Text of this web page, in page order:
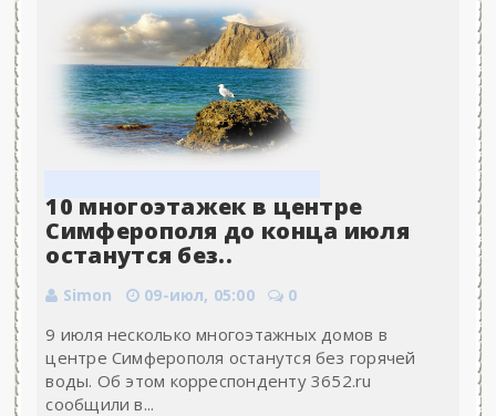
10 многоэтажек в центре
Симферополя до конца июля
останутся без..
Simon 09-июл, 05:00 0
9 июля несколько многоэтажных домов в
центре Симферополя останутся без горячей
воды. Об этом корреспонденту 3652.ru
сообщили в...